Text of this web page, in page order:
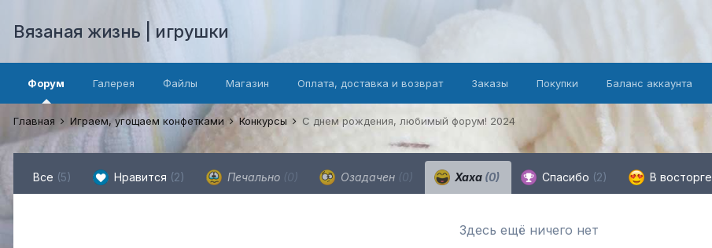
Вязаная жизнь | игрушки
Форум Галерея Файлы Магазин Оплата, доставка и возврат Заказы Покупки Баланс аккаунта
Главная Играем, угощаем конфетками Конкурсы С днем рождения, любимый форум! 2024
Все (5) Нравится (2) Печально (0) Озадачен (0) Хаха (0) Спасибо (2) В восторге
Здесь ещё ничего нет